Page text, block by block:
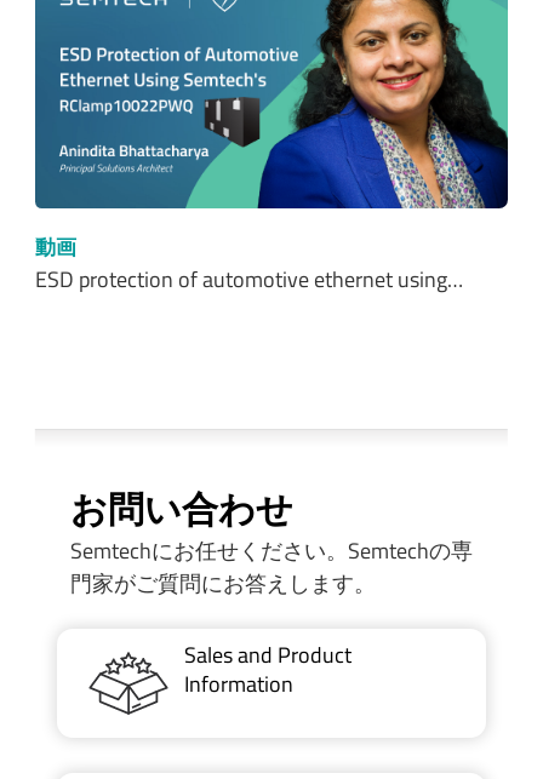
動画
ESD protection of automotive ethernet using…
お問い合わせ
Semtechにお任せください。Semtechの専
門家がご質問にお答えします。
Sales and Product
Information